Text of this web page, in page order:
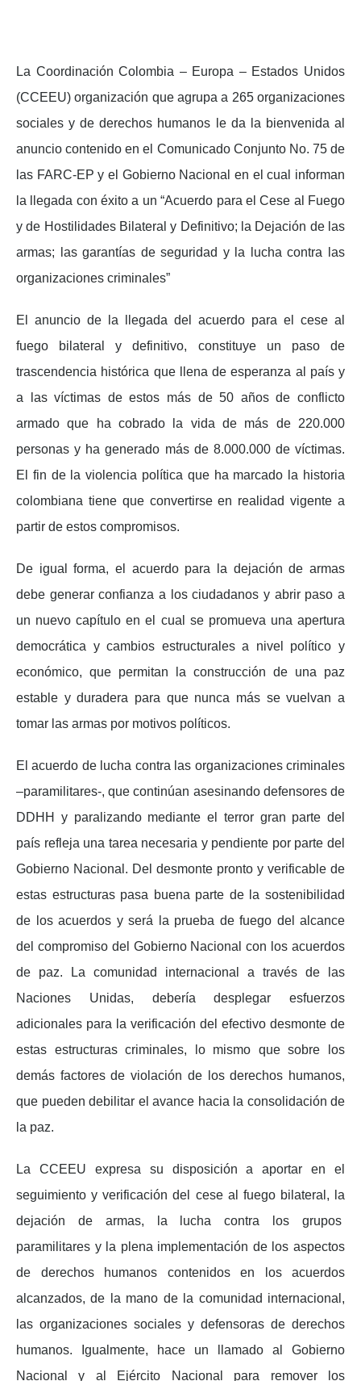
La Coordinación Colombia – Europa – Estados Unidos
(CCEEU) organización que agrupa a 265 organizaciones
sociales y de derechos humanos le da la bienvenida al
anuncio contenido en el Comunicado Conjunto No. 75 de
las FARC-EP y el Gobierno Nacional en el cual informan
la llegada con éxito a un “Acuerdo para el Cese al Fuego
y de Hostilidades Bilateral y Definitivo; la Dejación de las
armas; las garantías de seguridad y la lucha contra las
organizaciones criminales”
El anuncio de la llegada del acuerdo para el cese al
fuego bilateral y definitivo, constituye un paso de
trascendencia histórica que llena de esperanza al país y
a las víctimas de estos más de 50 años de conflicto
armado que ha cobrado la vida de más de 220.000
personas y ha generado más de 8.000.000 de víctimas.
El fin de la violencia política que ha marcado la historia
colombiana tiene que convertirse en realidad vigente a
partir de estos compromisos.
De igual forma, el acuerdo para la dejación de armas
debe generar confianza a los ciudadanos y abrir paso a
un nuevo capítulo en el cual se promueva una apertura
democrática y cambios estructurales a nivel político y
económico, que permitan la construcción de una paz
estable y duradera para que nunca más se vuelvan a
tomar las armas por motivos políticos.
El acuerdo de lucha contra las organizaciones criminales
–paramilitares-, que continúan asesinando defensores de
DDHH y paralizando mediante el terror gran parte del
país refleja una tarea necesaria y pendiente por parte del
Gobierno Nacional. Del desmonte pronto y verificable de
estas estructuras pasa buena parte de la sostenibilidad
de los acuerdos y será la prueba de fuego del alcance
del compromiso del Gobierno Nacional con los acuerdos
de paz. La comunidad internacional a través de las
Naciones Unidas, debería desplegar esfuerzos
adicionales para la verificación del efectivo desmonte de
estas estructuras criminales, lo mismo que sobre los
demás factores de violación de los derechos humanos,
que pueden debilitar el avance hacia la consolidación de
la paz.
La CCEEU expresa su disposición a aportar en el
seguimiento y verificación del cese al fuego bilateral, la
dejación de armas, la lucha contra los grupos
paramilitares y la plena implementación de los aspectos
de derechos humanos contenidos en los acuerdos
alcanzados, de la mano de la comunidad internacional,
las organizaciones sociales y defensoras de derechos
humanos. Igualmente, hace un llamado al Gobierno
Nacional y al Ejército Nacional para remover los